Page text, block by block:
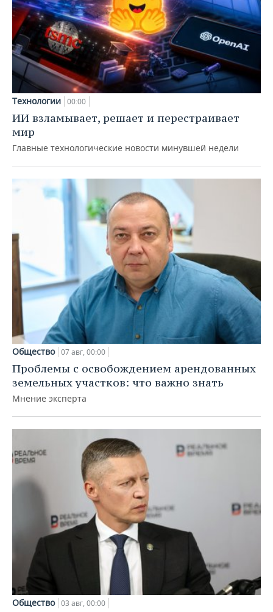
Технологии 00:00
ИИ взламывает, решает и перестраивает
мир
Главные технологические новости минувшей недели
Общество 07 авг, 00:00
Проблемы с освобождением арендованных
земельных участков: что важно знать
Мнение эксперта
Общество 03 авг, 00:00